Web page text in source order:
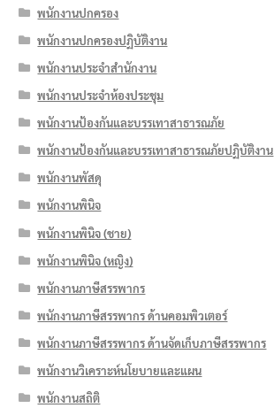
พนักงานปกครอง
พนักงานปกครองปฏิบัติงาน
พนักงานประจำสำนักงาน
พนักงานประจำห้องประชุม
พนักงานป้องกันและบรรเทาสาธารณภัย
พนักงานป้องกันและบรรเทาสาธารณภัยปฏิบัติงาน
พนักงานพัสดุ
พนักงานพินิจ
พนักงานพินิจ (ชาย)
พนักงานพินิจ (หญิง)
พนักงานภาษีสรรพากร
พนักงานภาษีสรรพากร ด้านคอมพิวเตอร์
พนักงานภาษีสรรพากร ด้านจัดเก็บภาษีสรรพากร
พนักงานวิเคราะห์นโยบายและแผน
พนักงานสถิติ